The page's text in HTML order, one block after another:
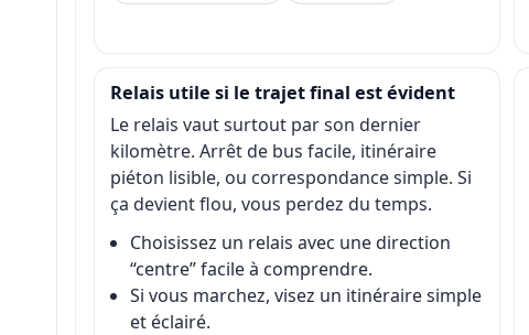
Relais utile si le trajet final est évident
Le relais vaut surtout par son dernier
kilomètre. Arrêt de bus facile, itinéraire
piéton lisible, ou correspondance simple. Si
ça devient flou, vous perdez du temps.
Choisissez un relais avec une direction
“centre” facile à comprendre.
Si vous marchez, visez un itinéraire simple
et éclairé.